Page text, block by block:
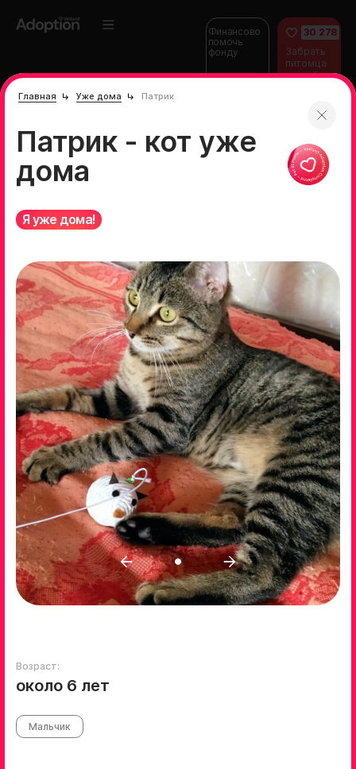
Финансово
помочь
фонду
30 278
Забрать
питомца
домой
Главная Уже дома Патрик
Патрик - кот уже
дома
Я уже дома!
Возраст:
около 6 лет
Мальчик